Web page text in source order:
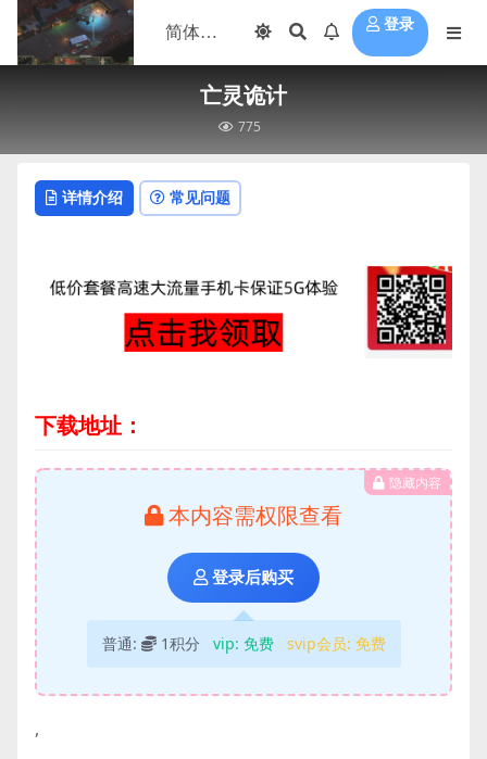
登录
亡灵诡计
775
详情介绍 常见问题
下载地址：
隐藏内容
本内容需权限查看
登录后购买
普通: 1积分 vip: 免费 svip会员: 免费
,